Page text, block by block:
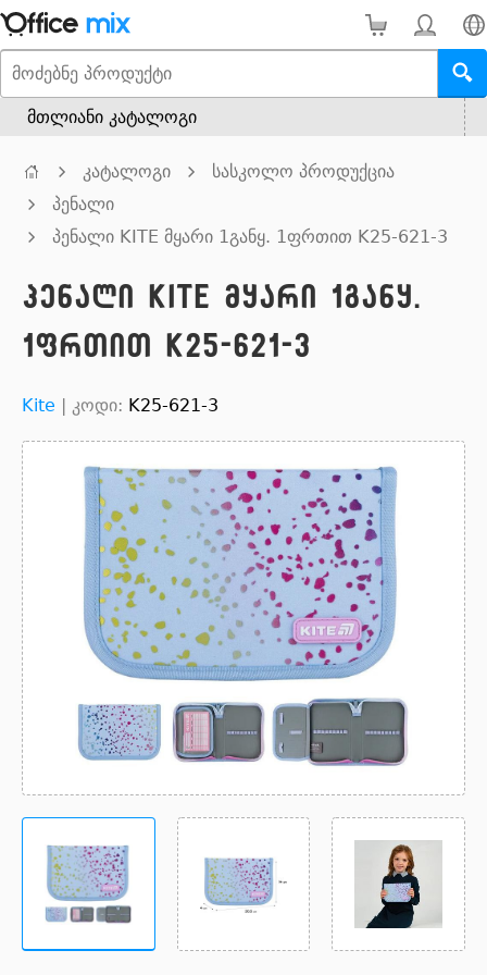
მთლიანი კატალოგი
კატალოგი
სასკოლო პროდუქცია
პენალი
პენალი KITE მყარი 1განყ. 1ფრთით K25-621-3
პენალი KITE მყარი 1განყ.
1ფრთით K25-621-3
Kite | კოდი: K25-621-3